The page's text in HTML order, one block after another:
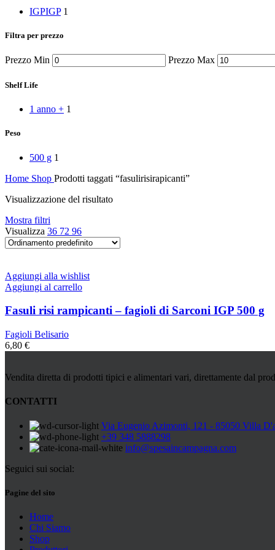
Prodotti da forno
Semi
Sughi pronti e passate
Tisane
Vino e liquori
Zuppe secche e pronte
IGPIGP 1
Filtra per prezzo
Prezzo Min Prezzo Max
Shelf Life
1 anno + 1
Peso
500 g 1
Home Shop Prodotti taggati “fasulirisirapicanti”
Visualizzazione del risultato
Mostra filtri
Visualizza 36 72 96
Aggiungi alla wishlist
Aggiungi al carrello
Fasuli risi rampicanti – fagioli di Sarconi IGP 500 g
Fagioli Belisario
6,80 €
Vendita diretta di prodotti tipici e alimentari vari, direttamente dal
CONTATTI
Via Eugenio Azimonti, 121 - 85050 Villa
+39 348 5888298
info@spesaincampagna.com
Seguici sui social:
Pagine del sito
Home
Chi Siamo
Shop